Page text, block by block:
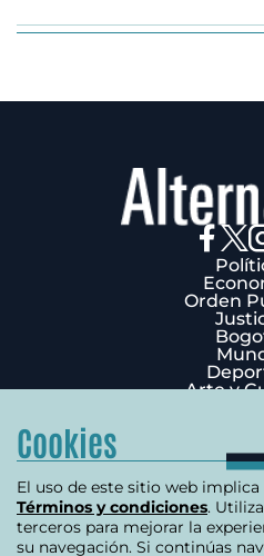
3
Orden
Arte y
Términos y
Política de
Política de
Carrera 7 # 75-51
Cookies
El uso de este sitio web
Términos y condiciones.
terceros para mejorar la
su navegación. Si continúas